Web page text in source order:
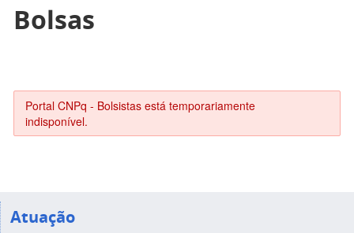
Bolsas
Portal CNPq - Bolsistas está temporariamente
indisponível.
Atuação